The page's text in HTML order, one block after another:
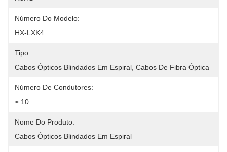
Número Do Modelo:
HX-LXK4
Tipo:
Cabos Ópticos Blindados Em Espiral, Cabos De Fibra Óptica
Número De Condutores:
≥ 10
Nome Do Produto:
Cabos Ópticos Blindados Em Espiral